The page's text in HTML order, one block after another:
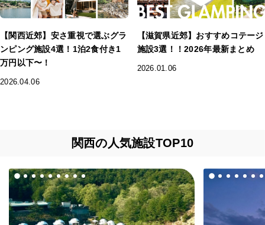
【関西近郊】安さ重視で選ぶグラ
ンピング施設4選！1泊2食付き1
万円以下〜！
2026.04.06
【滋賀県近郊】おすすめコテージ
施設3選！！2026年最新まとめ
2026.01.06
関西の人気施設TOP10